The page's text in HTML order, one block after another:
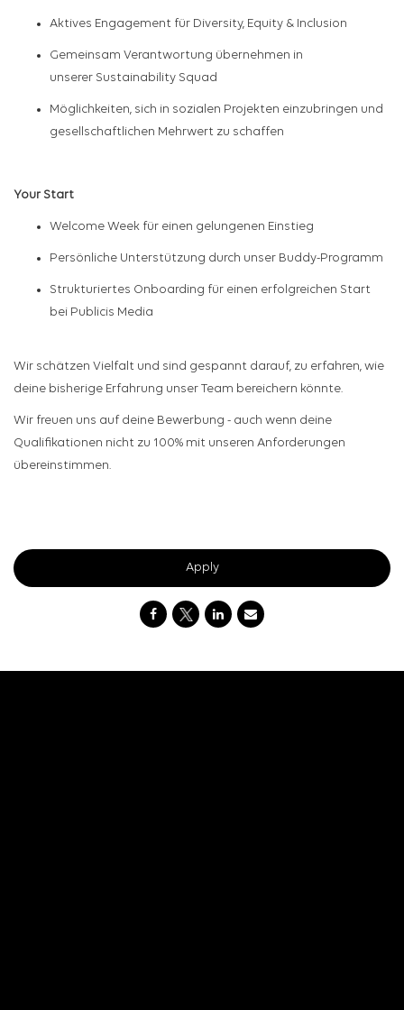
Aktives Engagement für Diversity, Equity & Inclusion
Gemeinsam Verantwortung übernehmen in
unserer Sustainability Squad
Möglichkeiten, sich in sozialen Projekten einzubringen und
gesellschaftlichen Mehrwert zu schaffen
Your Start
Welcome Week für einen gelungenen Einstieg
Persönliche Unterstützung durch unser Buddy-Programm
Strukturiertes Onboarding für einen erfolgreichen Start
bei Publicis Media
Wir schätzen Vielfalt und sind gespannt darauf, zu erfahren, wie
deine bisherige Erfahrung unser Team bereichern könnte.
Wir freuen uns auf deine Bewerbung - auch wenn deine
Qualifikationen nicht zu 100% mit unseren Anforderungen
übereinstimmen.
Apply